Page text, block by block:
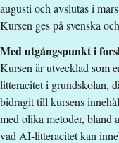
Kursplan
augusti och avslutas i
Kursen ges på svenska
Med utgångspunkt i
Kursen är utvecklad som
litteracitet i grundskolan,
bidragit till kursens
med olika metoder, bland
vad AI-litteracitet kan